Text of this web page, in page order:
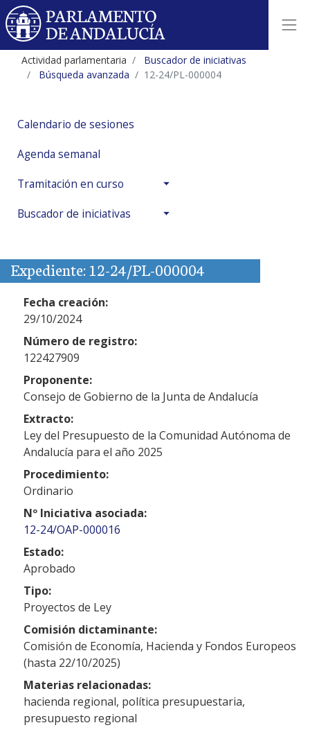
Actividad parlamentaria
Buscador de iniciativas
Búsqueda avanzada
12-24/PL-000004
Calendario de sesiones
Agenda semanal
Tramitación en curso
Buscador de iniciativas
Expediente: 12-24/PL-000004
Fecha creación:
29/10/2024
Número de registro:
122427909
Proponente:
Consejo de Gobierno de la Junta de Andalucía
Extracto:
Ley del Presupuesto de la Comunidad Autónoma de
Andalucía para el año 2025
Procedimiento:
Ordinario
Nº Iniciativa asociada:
12-24/OAP-000016
Estado:
Aprobado
Tipo:
Proyectos de Ley
Comisión dictaminante:
Comisión de Economía, Hacienda y Fondos Europeos
(hasta 22/10/2025)
Materias relacionadas:
hacienda regional, política presupuestaria,
presupuesto regional